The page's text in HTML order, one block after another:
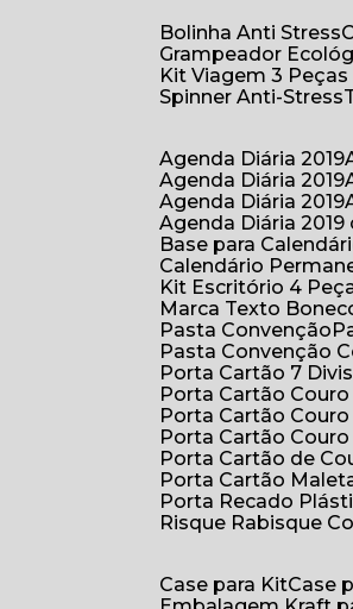
Bolinha Anti Stress
Grampeador
Kit Viagem 3
Spinner Anti-Stress
Agenda Diária 2019
Agenda Diária 2019
Agenda Diária 2019
Agenda Diária
Base para
Calendário
Kit Escritório 4
Marca Texto
Pasta Convenção
Pasta Convenção
Porta Cartão 7
Porta Cartão
Porta Cartão
Porta Cartão
Porta Cartão de
Porta Cartão
Porta Recado
Risque Rabisque
Case para Kit
Case